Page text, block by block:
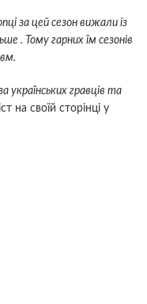
за цей сезон вижали із
. Тому гарних їм сезонів
українських гравців та
на своїй сторінці у